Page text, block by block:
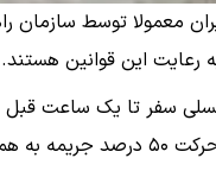
معمولا توسط
این قوانین هستند.
داشت.